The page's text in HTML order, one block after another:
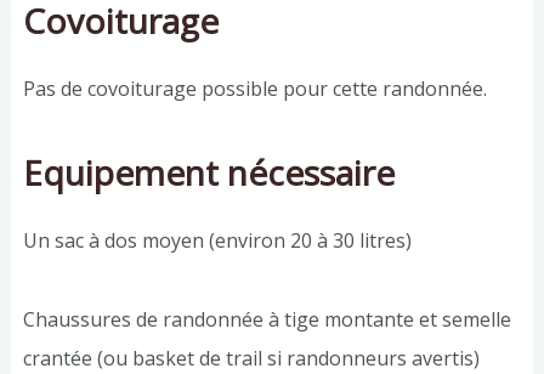
Covoiturage
Pas de covoiturage possible pour cette randonnée.
Equipement nécessaire
Un sac à dos moyen (environ 20 à 30 litres)
Chaussures de randonnée à tige montante et semelle
crantée (ou basket de trail si randonneurs avertis)